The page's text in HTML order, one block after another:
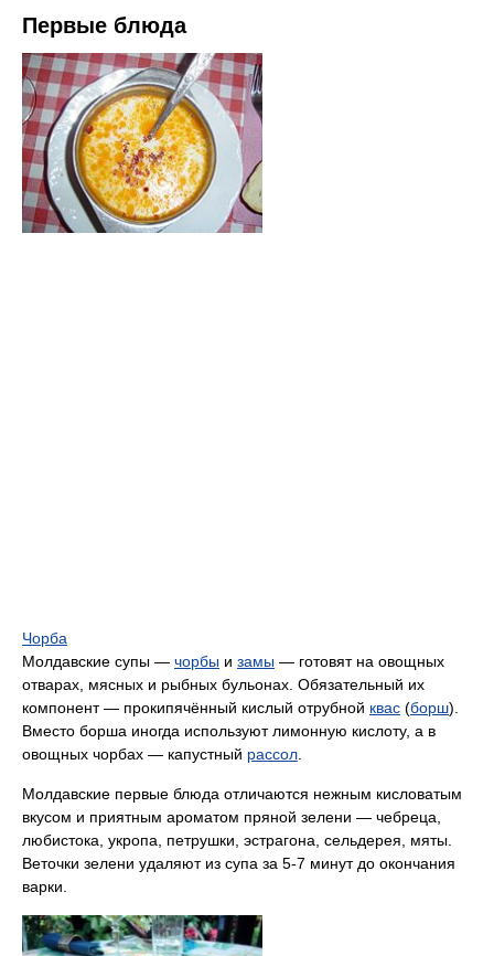
Первые блюда
Чорба
Молдавские супы — чорбы и замы — готовят на овощных
отварах, мясных и рыбных бульонах. Обязательный их
компонент — прокипячённый кислый отрубной квас (борш).
Вместо борша иногда используют лимонную кислоту, а в
овощных чорбах — капустный рассол
Молдавские первые блюда отличаются нежным кисловатым
вкусом и приятным ароматом пряной зелени — чебреца,
любистока, укропа, петрушки, эстрагона, сельдерея, мяты.
Веточки зелени удаляют из супа за 5-7 минут до окончания
варки.